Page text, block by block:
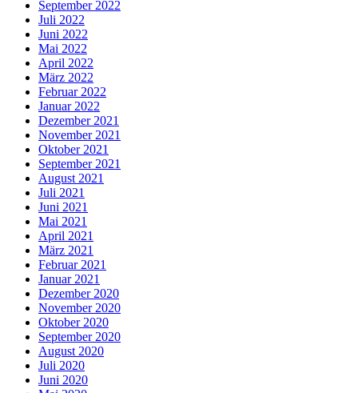
September 2022
Juli 2022
Juni 2022
Mai 2022
April 2022
März 2022
Februar 2022
Januar 2022
Dezember 2021
November 2021
Oktober 2021
September 2021
August 2021
Juli 2021
Juni 2021
Mai 2021
April 2021
März 2021
Februar 2021
Januar 2021
Dezember 2020
November 2020
Oktober 2020
September 2020
August 2020
Juli 2020
Juni 2020